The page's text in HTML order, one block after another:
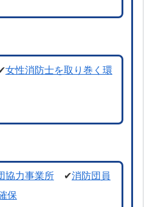
女性消防士を取り巻く環
協力事業所✔消防団員
保